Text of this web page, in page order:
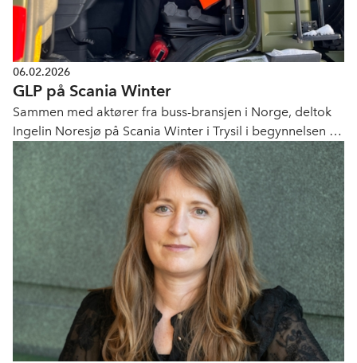
06.02.2026
GLP på Scania Winter
Sammen med aktører fra buss-bransjen i Norge, deltok
Ingelin Noresjø på Scania Winter i Trysil i begynnelsen av
februar.